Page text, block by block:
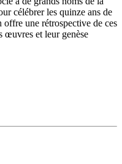
célébrer les quinze ans de
une rétrospective de ces
œuvres et leur genèse